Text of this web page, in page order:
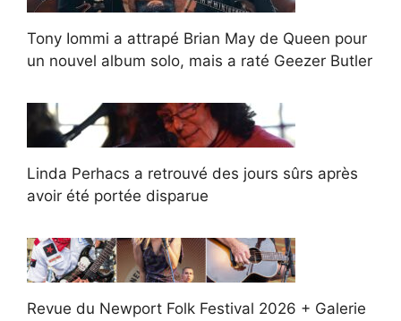
Tony Iommi a attrapé Brian May de Queen pour
un nouvel album solo, mais a raté Geezer Butler
Linda Perhacs a retrouvé des jours sûrs après
avoir été portée disparue
Revue du Newport Folk Festival 2026 + Galerie